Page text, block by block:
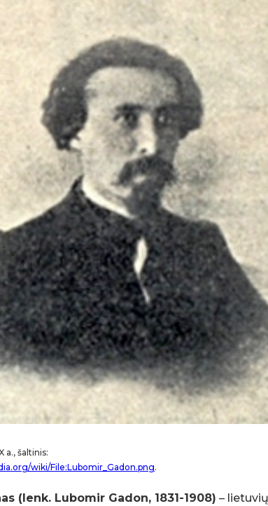
a., šaltinis:
wiki/File:Lubomir_Gadon.png.
(lenk. Lubomir Gadon, 1831-1908) –